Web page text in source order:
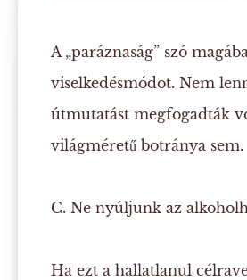
A „paráznaság” szó
viselkedésmódot. Nem
útmutatást megfogadták
világméretű botránya sem.
C. Ne nyúljunk az
Ha ezt a hallatlanul